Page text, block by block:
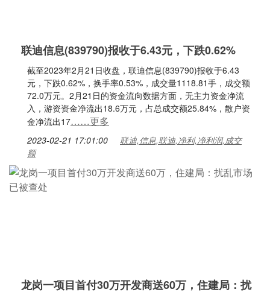
联迪信息(839790)报收于6.43元，下跌0.62%
截至2023年2月21日收盘，联迪信息(839790)报收于6.43
元，下跌0.62%，换手率0.53%，成交量1118.81手，成交额
72.0万元。2月21日的资金流向数据方面，无主力资金净流
入，游资资金净流出18.6万元，占总成交额25.84%，散户资
金净流出17……更多
2023-02-21 17:01:00
联迪,信息,联迪,净利,净利润,成交
额
龙岗一项目首付30万开发商送60万，住建局：扰